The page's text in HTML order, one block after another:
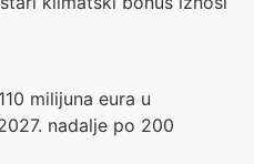
milijuna eura u
nadalje po 200